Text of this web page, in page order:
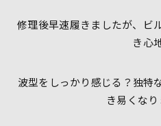
修理後早速履きましたが、ビ
き心
波型をしっかり感じる？独特
き易くな